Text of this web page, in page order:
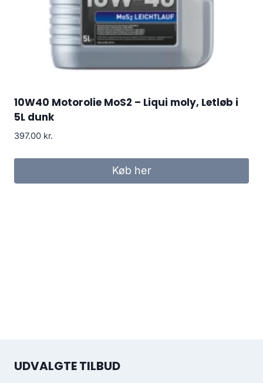
10W40 Motorolie MoS2 – Liqui moly, Letløb i
5L dunk
397.00 kr.
Køb her
UDVALGTE TILBUD